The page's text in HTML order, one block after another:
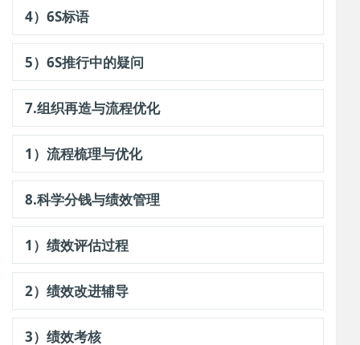
4）6S标语
5）6S推行中的疑问
7.组织再造与流程优化
1）流程梳理与优化
8.科学分钱与绩效管理
1）绩效评估过程
2）绩效改进辅导
3）绩效考核